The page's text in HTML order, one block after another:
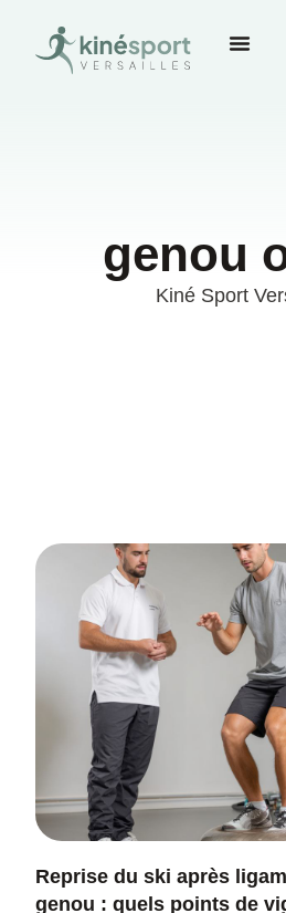
genou
Kiné Sport
Reprise du ski après
genou : quels points de